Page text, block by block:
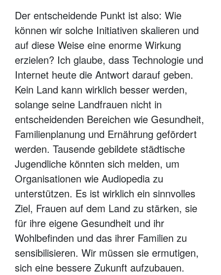
Der entscheidende Punkt ist also: Wie
können wir solche Initiativen skalieren und
auf diese Weise eine enorme Wirkung
erzielen? Ich glaube, dass Technologie und
Internet heute die Antwort darauf geben.
Kein Land kann wirklich besser werden,
solange seine Landfrauen nicht in
entscheidenden Bereichen wie Gesundheit,
Familienplanung und Ernährung gefördert
werden. Tausende gebildete städtische
Jugendliche könnten sich melden, um
Organisationen wie Audiopedia zu
unterstützen. Es ist wirklich ein sinnvolles
Ziel, Frauen auf dem Land zu stärken, sie
für ihre eigene Gesundheit und ihr
Wohlbefinden und das ihrer Familien zu
sensibilisieren. Wir müssen sie ermutigen,
sich eine bessere Zukunft aufzubauen.